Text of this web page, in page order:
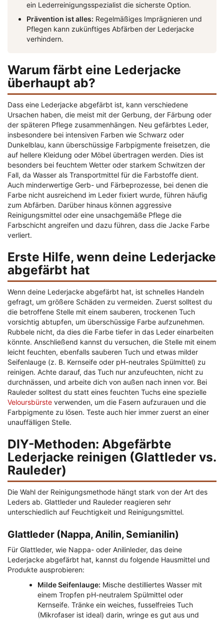
ein Lederreinigungsspezialist die sicherste Option.
Prävention ist alles: Regelmäßiges Imprägnieren und
Pflegen kann zukünftiges Abfärben der Lederjacke
verhindern.
Warum färbt eine Lederjacke
überhaupt ab?
Dass eine Lederjacke abgefärbt ist, kann verschiedene
Ursachen haben, die meist mit der Gerbung, der Färbung oder
der späteren Pflege zusammenhängen. Neu gefärbtes Leder,
insbesondere bei intensiven Farben wie Schwarz oder
Dunkelblau, kann überschüssige Farbpigmente freisetzen, die
auf hellere Kleidung oder Möbel übertragen werden. Dies ist
besonders bei feuchtem Wetter oder starkem Schwitzen der
Fall, da Wasser als Transportmittel für die Farbstoffe dient.
Auch minderwertige Gerb- und Färbeprozesse, bei denen die
Farbe nicht ausreichend im Leder fixiert wurde, führen häufig
zum Abfärben. Darüber hinaus können aggressive
Reinigungsmittel oder eine unsachgemäße Pflege die
Farbschicht angreifen und dazu führen, dass die Jacke Farbe
verliert.
Erste Hilfe, wenn deine Lederjacke
abgefärbt hat
Wenn deine Lederjacke abgefärbt hat, ist schnelles Handeln
gefragt, um größere Schäden zu vermeiden. Zuerst solltest du
die betroffene Stelle mit einem sauberen, trockenen Tuch
vorsichtig abtupfen, um überschüssige Farbe aufzunehmen.
Rubbele nicht, da dies die Farbe tiefer in das Leder einarbeiten
könnte. Anschließend kannst du versuchen, die Stelle mit einem
leicht feuchten, ebenfalls sauberen Tuch und etwas milder
Seifenlauge (z. B. Kernseife oder pH-neutrales Spülmittel) zu
reinigen. Achte darauf, das Tuch nur anzufeuchten, nicht zu
durchnässen, und arbeite dich von außen nach innen vor. Bei
Rauleder solltest du statt eines feuchten Tuchs eine spezielle
Veloursbürste verwenden, um die Fasern aufzurauen und die
Farbpigmente zu lösen. Teste auch hier immer zuerst an einer
unauffälligen Stelle.
DIY-Methoden: Abgefärbte
Lederjacke reinigen (Glattleder vs.
Rauleder)
Die Wahl der Reinigungsmethode hängt stark von der Art des
Leders ab. Glattleder und Rauleder reagieren sehr
unterschiedlich auf Feuchtigkeit und Reinigungsmittel.
Glattleder (Nappa, Anilin, Semianilin)
Für Glattleder, wie Nappa- oder Anilinleder, das deine
Lederjacke abgefärbt hat, kannst du folgende Hausmittel und
Produkte ausprobieren:
Milde Seifenlauge: Mische destilliertes Wasser mit
einem Tropfen pH-neutralem Spülmittel oder
Kernseife. Tränke ein weiches, fusselfreies Tuch
(Mikrofaser ist ideal) darin, wringe es gut aus und